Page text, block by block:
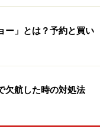
ー」とは？予約と買い
欠航した時の対処法